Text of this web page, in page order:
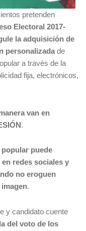
pretenden
Electoral 2017-
la adquisición de
personalizada de
a través de la
fija, electrónicos,
van en
.
puede
redes sociales y
no eroguen
.
y candidato cuente
del voto de los